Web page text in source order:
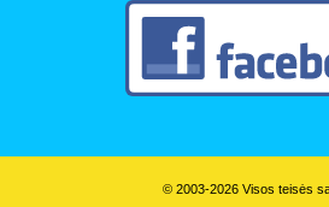
© 2003-2026 Visos teisės